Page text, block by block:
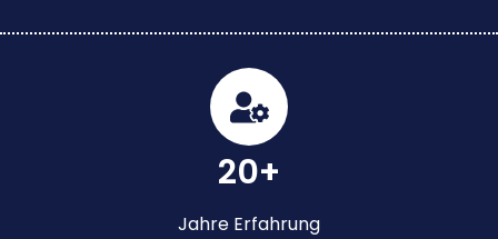
20+
Jahre Erfahrung